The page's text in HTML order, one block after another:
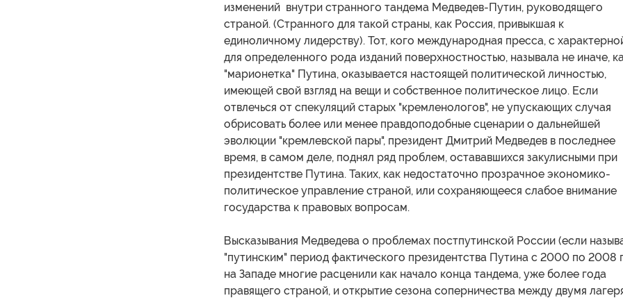
изменений внутри странного тандема Медведев-Путин, руководящего
страной. (Странного для такой страны, как Россия, привыкшая к
единоличному лидерству). Тот, кого международная пресса, с
для определенного рода изданий поверхностностью, называла не иначе,
"марионетка" Путина, оказывается настоящей политической личностью,
имеющей свой взгляд на вещи и собственное политическое лицо. Если
отвлечься от спекуляций старых "кремленологов", не упускающих случая
обрисовать более или менее правдоподобные сценарии о дальнейшей
эволюции "кремлевской пары", президент Дмитрий Медведев в последнее
время, в самом деле, поднял ряд проблем, остававшихся закулисными при
президентстве Путина. Таких, как недостаточно прозрачное экономико-
политическое управление страной, или сохраняющееся слабое внимание
государства к правовых вопросам.
Высказывания Медведева о проблемах постпутинской России (если
"путинским" период фактического президентства Путина с 2000 по 2008
на Западе многие расценили как начало конца тандема, уже более года
правящего страной, и открытие сезона соперничества между двумя